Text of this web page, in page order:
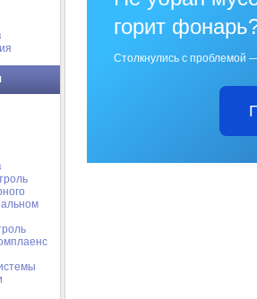
горит
Столкнулись с проблемой